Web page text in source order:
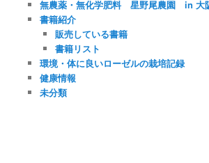
無農薬・無化学肥料 星野尾農園 in 大
書籍紹介
販売している書籍
書籍リスト
環境・体に良いローゼルの栽培記録
健康情報
未分類